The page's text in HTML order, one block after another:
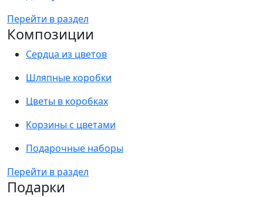
Перейти в раздел
Композиции
Сердца из цветов
Шляпные коробки
Цветы в коробках
Корзины с цветами
Подарочные наборы
Перейти в раздел
Подарки